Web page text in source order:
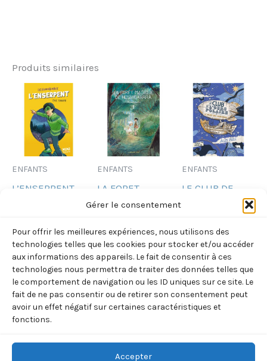
Gérer le consentement
Pour offrir les meilleures expériences, nous utilisons des
technologies telles que les cookies pour stocker et/ou accéder
aux informations des appareils. Le fait de consentir à ces
technologies nous permettra de traiter des données telles que
le comportement de navigation ou les ID uniques sur ce site. Le
fait de ne pas consentir ou de retirer son consentement peut
avoir un effet négatif sur certaines caractéristiques et
fonctions.
Accepter
Produits similaires
ENFANTS
L’ENSERPENT
Ajouter
au
panier
ENFANTS
LA FORET
MAGIQUE DE
T1 (IWAOKA
HISAE)
9,90€ TTC
Ajouter
au
ENFANTS
LE CLUB DE
VOL02 – LE
MONT DES
SORCIERES
(BELL/TOMIC)
9,00€ TTC
au